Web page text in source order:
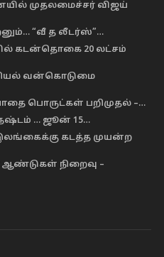
முதலமைச்சர் விஜய்
“வீ த லீடர்ஸ்”…
கடன்தொகை 20 லட்சம்
வன்கொடுமை
பொருட்கள் பறிமுதல் –…
நஷ்டம் … ஜூன் 15…
இலங்கைக்கு கடத்த முயன்ற
ஆண்டுகள் நிறைவு –